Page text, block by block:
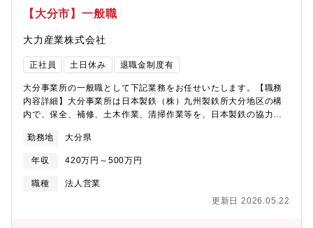
ュニケーションが中心●営業支援 ・出張手当（5,000円/日 移動
のみも支給）●キャリアアップ支援 ・資格取得補助及び奨励金制
パートナー様の担当としてお客様へIT商材の販売支援を行ってい
ただきます。大手企業・公共案件など影響力の大きいプロジェク
トに関われる、既存の強力な代理店パートナー様基盤を活かした
営業ができます。個人での飛び込み営業は一切無く、既存の代理
店パートナー様の同行営業や製品勉強会がメインとなります。パ
ートナーセールスとしては通常のセールス職以上に、商材選定や
力・専門知識をのスキルを日々磨け、深めることができるのは大
通じて、異なる業界や市場の知識も広がり、自身の視野を広げる
ことができます。【募集背景】増員全国規模での代理店パートナ
新たな販売チャネル創出を担っていただく方を募集しています。
【大分市】一般職
大力産業株式会社
正社員 土日休み 退職金制度有
大分事業所の一般職として下記業務をお任せいたします。【職務
内容詳細】大分事業所は日本製鉄（株）九州製鉄所大分地区の構
内で、保全、補修、土木作業、清掃作業等を、日本製鉄の協力会
員と共に、現場作業に従事し、全ての業務の流れや必要な道工
具、重機・車両等について学習（重機資格、その他教育受講いた
だく場合の費用は全額会社負担）・2025年4月に入社した課長の
補佐役として、事業所化に伴う事務手続きや文書作成、安全管理
タ集計管理等。【魅力】・創業50年以上、安定した財務状況のた
勤務地 大分県
年収 420万円～500万円
職種
法人営業
更新日 2026.05.22